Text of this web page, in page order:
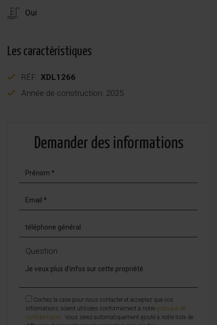
Oui
Les caractéristiques
RÉF.: XDL1266
Année de construction: 2025
Demander des informations
Question
Cochez la case pour nous contacter et acceptez que vos
informations soient utilisées conformément à notre politique de
confidentialité . Vous serez automatiquement ajouté à notre liste de